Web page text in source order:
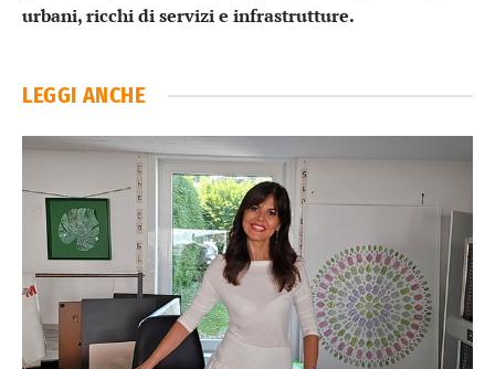
urbani, ricchi di servizi e infrastrutture.
LEGGI ANCHE